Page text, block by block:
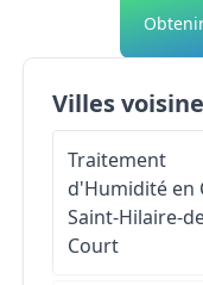
Villes
Traitement
d'Humidité en
Saint-Hilaire-
Court